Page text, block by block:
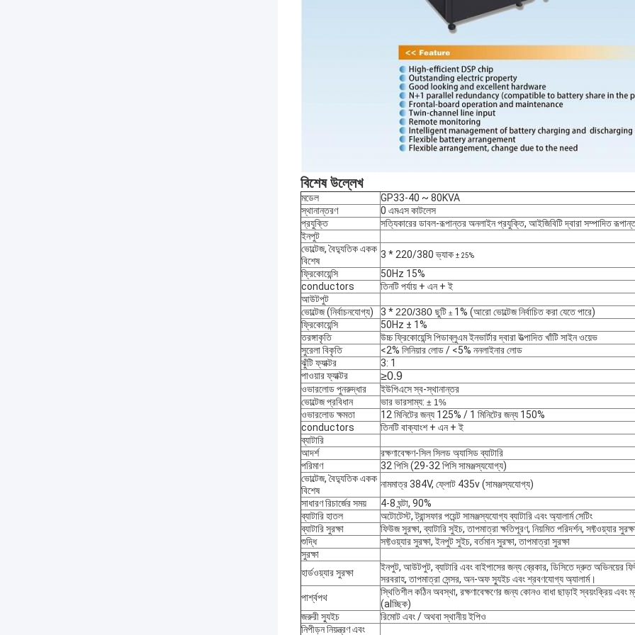
বিশেষ উল্লেখ
মডেল
GP33-40 ~ 80KVA
স্থানান্তরণ
0 এমএস কাটলেস
প্রযুক্তি
সত্যিকারের ডাবল-রূপান্তর অনলাইন প্রযুক্তি, আইজিবিটি দ্বারা সম্পাদিত
ইনপুট
ভোল্টেজ, বৈদ্যুতিক একক
বিশেষ
3 * 220/380 ভ্যাক ± 25%
ফ্রিকোয়েন্সি
50Hz 15%
conductors
তিনটি পর্যায় + এন + ই
আউটপুট
ভোল্টেজ (নির্বাচনযোগ্য)
3 * 220/380 ছুটি ±1% (আরো ভোল্টেজ নির্বাচিত করা যেতে পারে)
ফ্রিকোয়েন্সি
50Hz ± 1%
তরঙ্গাকৃতি
উচ্চ ফ্রিকোয়েন্সি পিডাব্লুএম ইনভার্টার দ্বারা উত্পাদিত খাঁটি সাইন ওয়েভ
সুরেলা বিকৃতি
<2% লিনিয়ার লোড / <5% ননলাইনার লোড
ঝুঁটি ফ্যাক্টর
3: 1
পাওয়ার ফ্যাক্টর
≥0.9
ওভারলোড পুনরুদ্ধার
ইউপিএসে স্ব-স্থানান্তর
ভোল্টেজ প্রবিধান
ভার ভারসাম্য: ± 1%
ওভারলোড ক্ষমতা
12 মিনিটের জন্য 125% / 1 মিনিটের জন্য 150%
conductors
তিনটি বাক্যাংশ + এন + ই
ব্যাটারি
আদর্শ
রক্ষণাবেক্ষণ-সিল সিলড অ্যাসিড ব্যাটারি
পরিমাণ
32 পিসি (29-32 পিসি সামঞ্জস্যযোগ্য)
ভোল্টেজ, বৈদ্যুতিক একক
বিশেষ
নামমাত্র 384V, ফ্লোট 435v (সামঞ্জস্যযোগ্য)
সাধারণ রিচার্জের সময়
4-8 ঘন্টা, 90%
ব্যাটারি হাতল
অটোটেস্ট, ট্রান্সফার পয়েন্ট সামঞ্জস্যযোগ্য ব্যাটারি এবং অ্যালার্ম সেটিং
ব্যাটারি সুরক্ষা
ফিউজ সুরক্ষা, ব্যাটারি সুইচ, তাপমাত্রা ক্ষতিপূরণ, নিয়মিত পরিদর্শন, সফ্টওয়্যার
শুদ্ধি
সফ্টওয়্যার সুরক্ষা, ইনপুট সুইচ, বর্তমান সুরক্ষা, তাপমাত্রা সুরক্ষা
সুরক্ষা
হার্ডওয়্যার সুরক্ষা
ইনপুট, আউটপুট, ব্যাটারি এবং বাইপাসের জন্য ব্রেকার, ডিসিতে দ্রুত অভিনয়ের
সরবরাহ, তাপমাত্রা সেন্সর, অন-অফ স্যুইচ এবং শ্রবণযোগ্য অ্যালার্ম।
পার্শ্বপথ
স্থিতিশীল কঠিন অবস্থা, রক্ষণাবেক্ষণের জন্য কোনও বাধা ছাড়াই স্বয়ংক্রিয় এবং
(alচ্ছিক)
জরুরী স্যুইচ
রিমোট এবং / অথবা স্থানীয় ইপিও
নিপীড়ন নিয়ন্ত্রণ এবং